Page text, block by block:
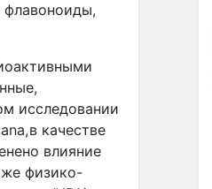
флавоноиды,
исследовании
качестве
влияние
физико-